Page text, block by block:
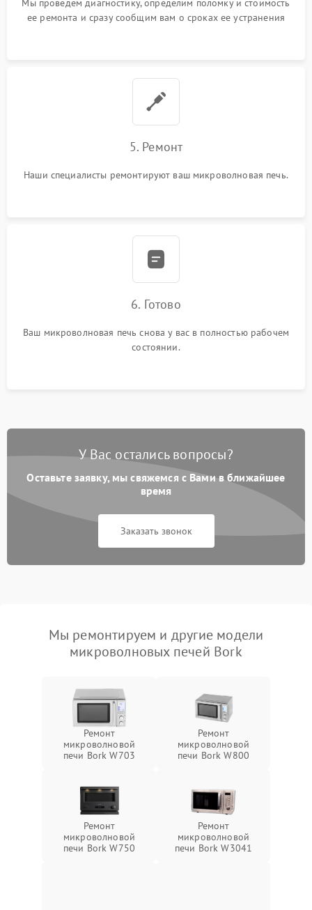
Мы проведем диагностику, определим поломку и стоимость
ее ремонта и сразу сообщим вам о сроках ее устранения
5. Ремонт
Наши специалисты ремонтируют ваш микроволновая печь.
6. Готово
Ваш микроволновая печь снова у вас в полностью рабочем
состоянии.
У Вас остались вопросы?
Оставьте заявку, мы свяжемся с Вами в ближайшее
время
Заказать звонок
Мы ремонтируем и другие модели
микроволновых печей Bork
Ремонт
микроволновой
печи Bork W703
Ремонт
микроволновой
печи Bork W800
Ремонт
микроволновой
печи Bork W750
Ремонт
микроволновой
печи Bork W3041